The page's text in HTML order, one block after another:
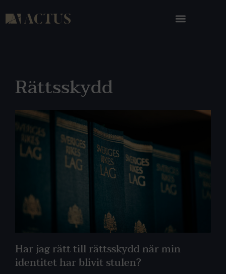
Rättsskydd
Har jag rätt till rättsskydd när min
identitet har blivit stulen?